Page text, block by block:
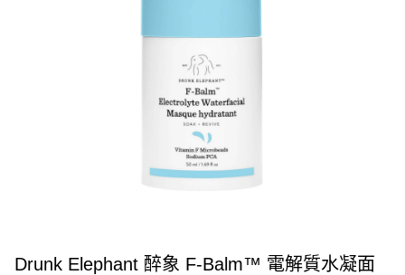
Drunk Elephant 醉象 F-Balm™ 電解質水凝面